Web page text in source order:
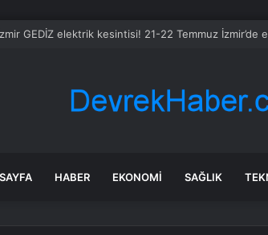
GEDİZ elektrik kesintisi! 21-22 Temmuz
HABER EKONOMI SAĞLIK